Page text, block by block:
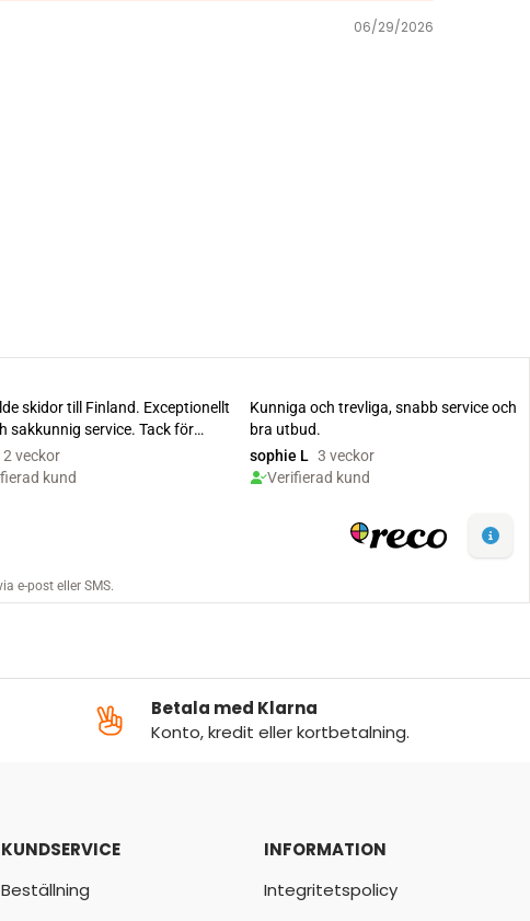
06/29/2026
Betala med Klarna
Konto, kredit eller kortbetalning.
KUNDSERVICE
Beställning
INFORMATION
Integritetspolicy